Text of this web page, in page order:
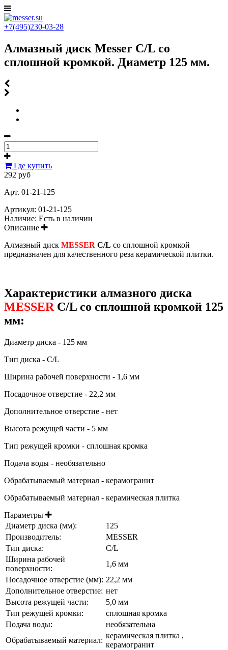
+7(495)230-03-28
Алмазный диск Messer C/L со
сплошной кромкой. Диаметр 125 мм.
Где купить
292 руб
Арт. 01-21-125
Артикул: 01-21-125
Наличие: Есть в наличии
Описание
Алмазный диск MESSER C/L со сплошной кромкой
предназначен для качественного реза керамической плитки.
Характеристики алмазного диска
MESSER C/L со сплошной кромкой 125
мм:
Диаметр диска - 125 мм
Тип диска - C/L
Ширина рабочей поверхности - 1,6 мм
Посадочное отверстие - 22,2 мм
Дополнительное отверстие - нет
Высота режущей части - 5 мм
Тип режущей кромки - сплошная кромка
Подача воды - необязательно
Обрабатываемый материал - керамогранит
Обрабатываемый материал - керамическая плитка
Параметры
Диаметр диска (мм):
125
Производитель:
MESSER
Тип диска:
C/L
Ширина рабочей
поверхности:
1,6 мм
Посадочное отверстие (мм): 22,2 мм
Дополнительное отверстие: нет
Высота режущей части:
5,0 мм
Тип режущей кромки:
сплошная кромка
Подача воды:
необязательна
Обрабатываемый материал:
керамическая плитка ,
керамогранит